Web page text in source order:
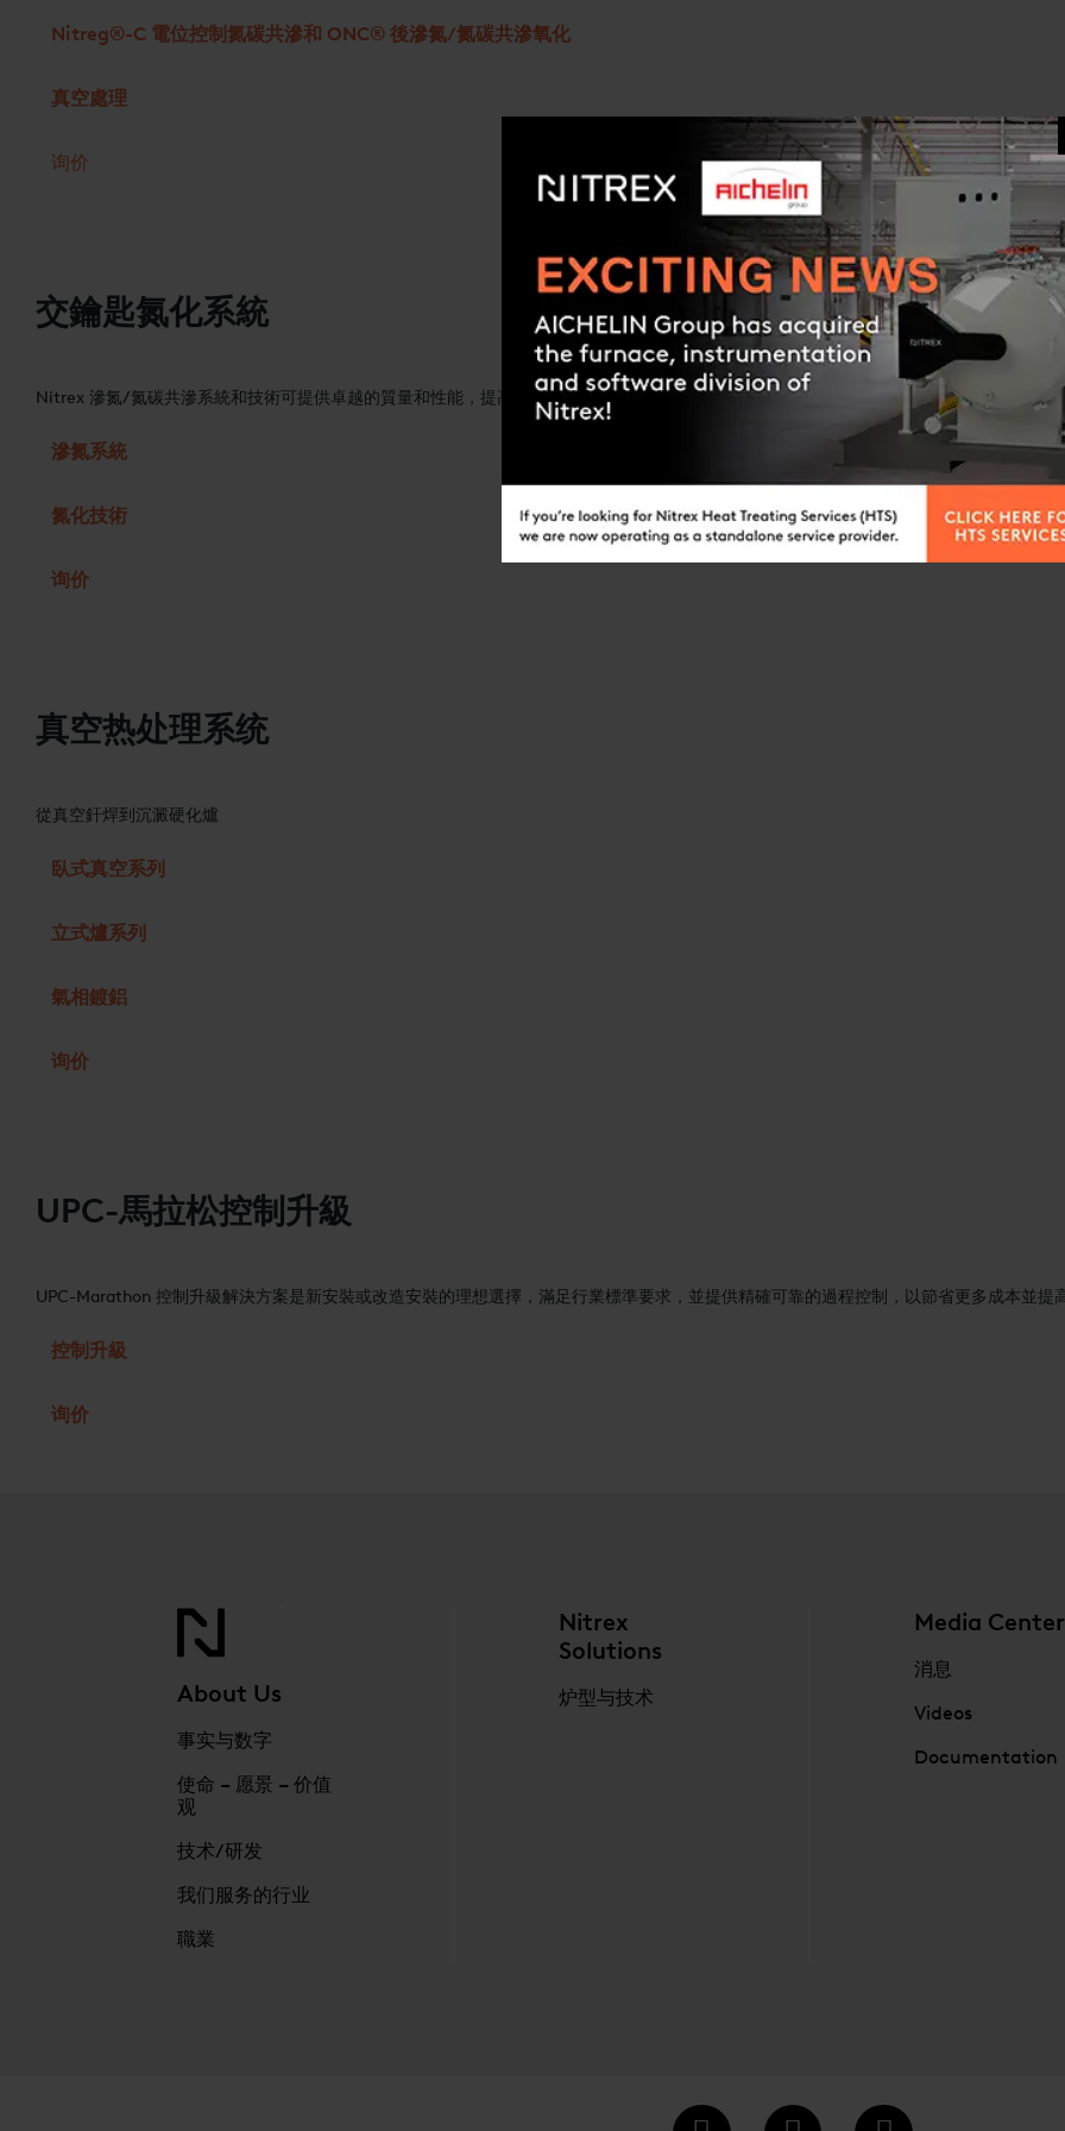
Nitreg®-C 電位控制氮碳共滲和 ONC® 後滲氮/氮碳共滲氧化
真空處理
询价
交鑰匙氮化系統
Nitrex 滲氮/氮碳共滲系統和技術可提供卓越的質量和性能，提高多種鋼的耐磨性和耐腐蝕性。
滲氮系統
氮化技術
询价
真空热处理系统
從真空釬焊到沉澱硬化爐
臥式真空系列
立式爐系列
氣相鍍鋁
询价
UPC-馬拉松控制升級
UPC-Marathon 控制升級解決方案是新安裝或改造安裝的理想選擇，滿足行業標準要求，並提供精確可靠的過程控制，以節省更多成本並提
控制升級
询价
About Us
事实与数字
使命 – 愿景 – 价值
观
技术/研发
我们服务的行业
職業
Nitrex
Solutions
炉型与技术
Media Center
消息
Videos
Documentation